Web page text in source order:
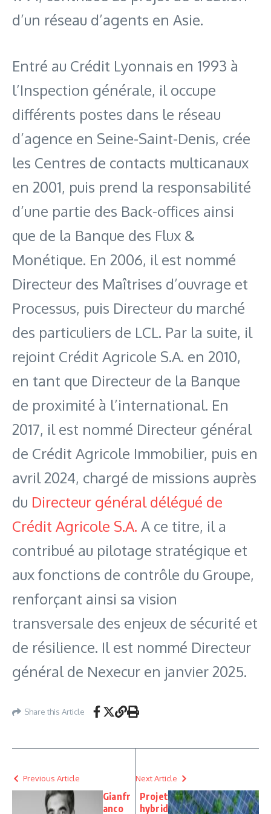
d’un réseau d’agents en Asie.
Entré au Crédit Lyonnais en 1993 à
l’Inspection générale, il occupe
différents postes dans le réseau
d’agence en Seine-Saint-Denis, crée
les Centres de contacts multicanaux
en 2001, puis prend la responsabilité
d’une partie des Back-offices ainsi
que de la Banque des Flux &
Monétique. En 2006, il est nommé
Directeur des Maîtrises d’ouvrage et
Processus, puis Directeur du marché
des particuliers de LCL. Par la suite, il
rejoint Crédit Agricole S.A. en 2010,
en tant que Directeur de la Banque
de proximité à l’international. En
2017, il est nommé Directeur général
de Crédit Agricole Immobilier, puis en
avril 2024, chargé de missions auprès
du Directeur général délégué de
Crédit Agricole S.A. A ce titre, il a
contribué au pilotage stratégique et
aux fonctions de contrôle du Groupe,
renforçant ainsi sa vision
transversale des enjeux de sécurité et
de résilience. Il est nommé Directeur
général de Nexecur en janvier 2025.
Share this Article
Previous Article
Gianfr
anco
Next Article
Projet
hybrid